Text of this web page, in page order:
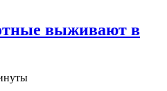
выживают в